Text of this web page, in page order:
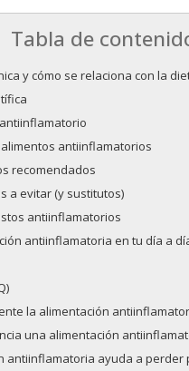
Tabla de
y cómo se relaciona con la
antiinflamatorios
recomendados
a evitar (y sustitutos)
antiinflamatorios
antiinflamatoria en tu día a
la alimentación
una alimentación
antiinflamatoria ayuda a perder